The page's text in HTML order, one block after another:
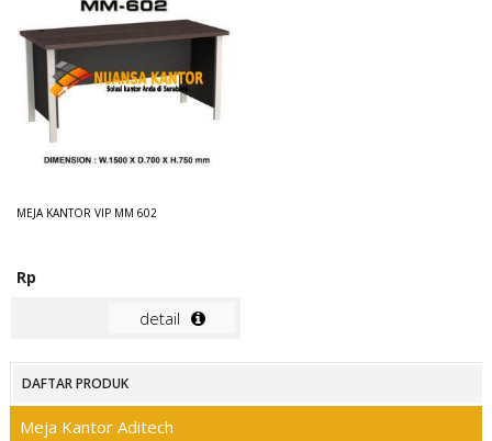
MEJA KANTOR VIP MM 602
Rp
detail
DAFTAR PRODUK
Meja Kantor Aditech